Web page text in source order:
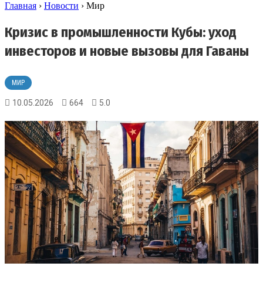
Главная › Новости › Мир
Кризис в промышленности Кубы: уход
инвесторов и новые вызовы для Гаваны
МИР
10.05.2026 664 5.0